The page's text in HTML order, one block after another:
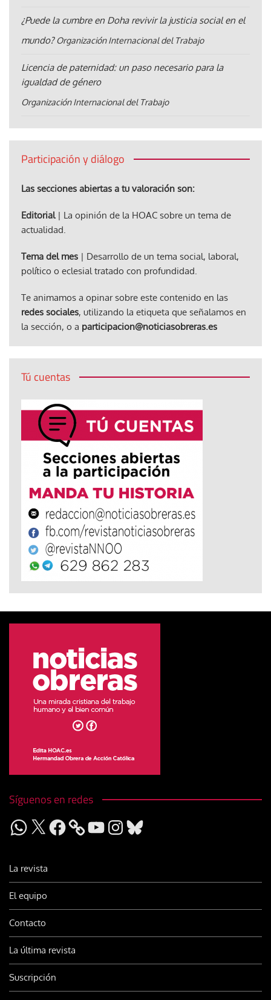
¿Puede la cumbre en Doha revivir la justicia social en el
mundo? Organización Internacional del Trabajo
Licencia de paternidad: un paso necesario para la
igualdad de género
Organización Internacional del Trabajo
Participación y diálogo
Las secciones abiertas a tu valoración son:
Editorial| La opinión de la HOAC sobre un tema de
actualidad.
Tema del mes | Desarrollo de un tema social, laboral,
político o eclesial tratado con profundidad.
Te animamos a opinar sobre este contenido en las
redes sociales, utilizando la etiqueta que señalamos en
la sección, o a participacion@noticiasobreras.es
Tú cuentas
Síguenos en redes
WhatsApp
X Facebook YouTubeInstagram
Bluesky
La revista
El equipo
Contacto
La última revista
Suscripción